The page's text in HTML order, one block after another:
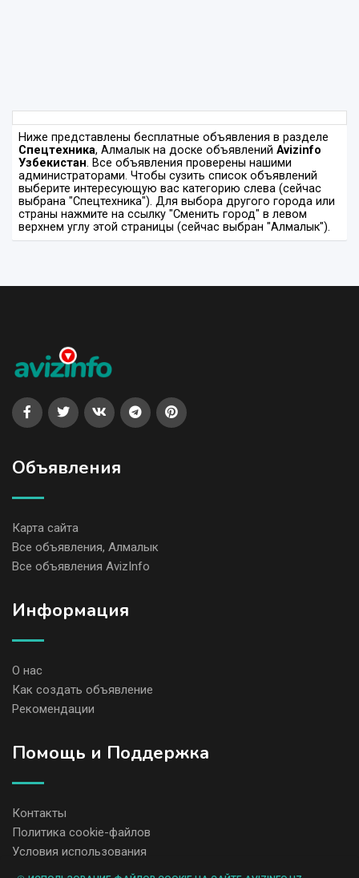
Ниже представлены бесплатные объявления в разделе
Спецтехника, Алмалык на доске объявлений Avizinfo
Узбекистан. Все объявления проверены нашими
администраторами. Чтобы сузить список объявлений
выберите интересующую вас категорию слева (сейчас
выбрана "Спецтехника"). Для выбора другого города или
страны нажмите на ссылку "Сменить город" в левом
верхнем углу этой страницы (сейчас выбран "Алмалык").
Объявления
Карта сайта
Все объявления, Алмалык
Все объявления AvizInfo
Информация
О нас
Как создать объявление
Рекомендации
Помощь и Поддержка
Контакты
Политика cookie-файлов
Условия использования